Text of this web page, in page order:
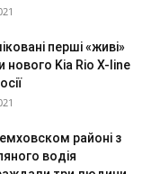
перші «живі»
нового Kia Rio X-line
районі з
водія